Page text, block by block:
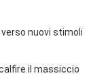
nuovi stimoli
il massiccio